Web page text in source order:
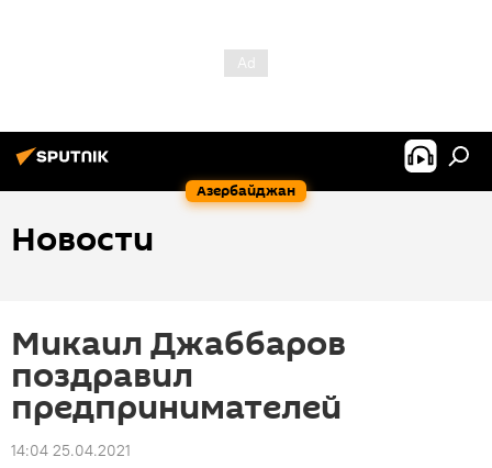
Азербайджан
Новости
Микаил Джаббаров
поздравил
предпринимателей
14:04 25.04.2021